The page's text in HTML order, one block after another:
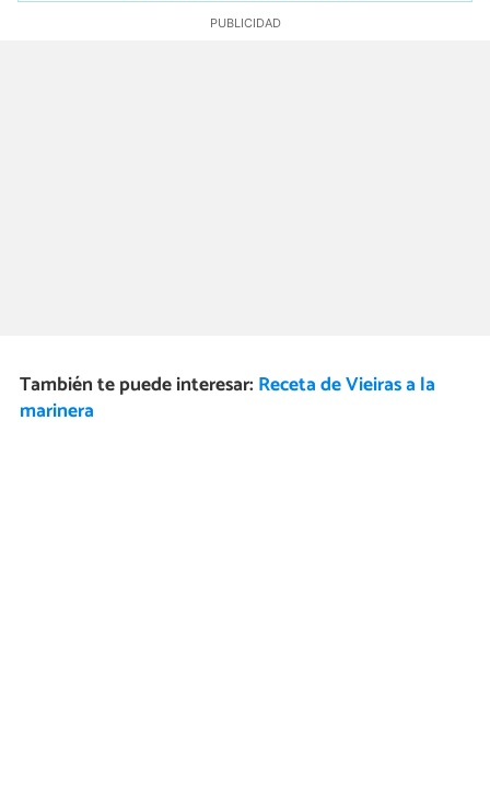
También te puede interesar: Receta de Vieiras a la
marinera